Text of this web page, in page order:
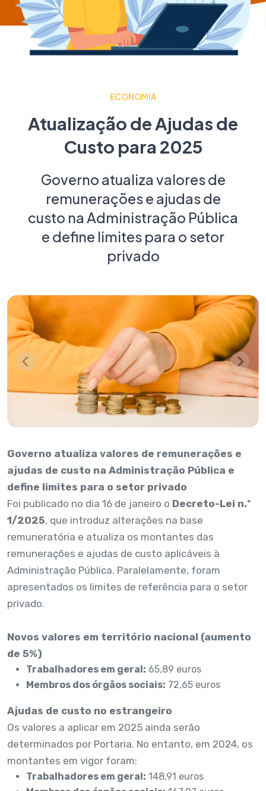
ECONOMIA
Atualização de Ajudas de
Custo para 2025
Governo atualiza valores de
remunerações e ajudas de
custo na Administração Pública
e define limites para o setor
privado
Governo atualiza valores de remunerações e
ajudas de custo na Administração Pública e
define limites para o setor privado
Foi publicado no dia 16 de janeiro o Decreto-Lei n.º
1/2025, que introduz alterações na base
remuneratória e atualiza os montantes das
remunerações e ajudas de custo aplicáveis à
Administração Pública. Paralelamente, foram
apresentados os limites de referência para o setor
privado.
Novos valores em território nacional (aumento
de 5%)
Trabalhadores em geral: 65,89 euros
Membros dos órgãos sociais: 72,65 euros
Ajudas de custo no estrangeiro
Os valores a aplicar em 2025 ainda serão
determinados por Portaria. No entanto, em 2024, os
montantes em vigor foram:
Trabalhadores em geral: 148,91 euros